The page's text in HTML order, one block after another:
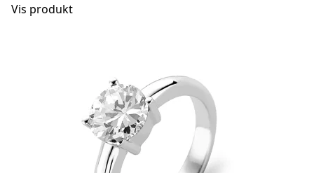
Vis produkt